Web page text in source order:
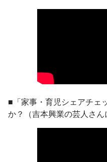
■「家事・育児シェアチェ
か？（吉本興業の芸人さん